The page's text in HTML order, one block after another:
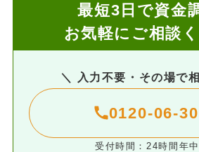
最短3日で資金
お気軽にご相談
＼ 入力不要・その場で
0120-06-
受付時間：24時間年